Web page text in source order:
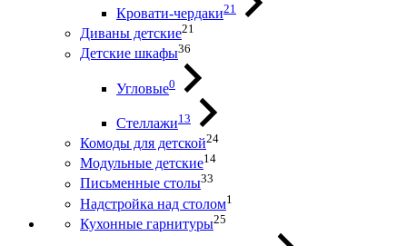
Кровати-чердаки21
Диваны детские21
Детские шкафы36
Угловые0
Стеллажи13
Комоды для детской24
Модульные детские14
Письменные столы33
Надстройка над столом1
Кухонные гарнитуры25